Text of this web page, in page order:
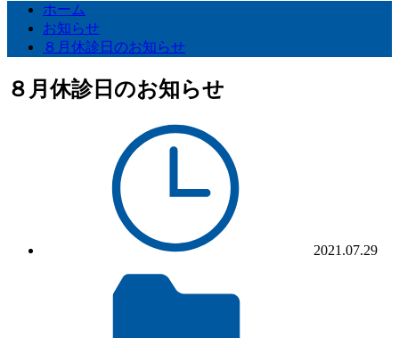
ホーム
お知らせ
８月休診日のお知らせ
８月休診日のお知らせ
2021.07.29